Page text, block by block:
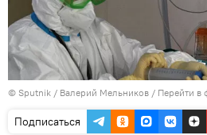
© Sputnik / Валерий Мельников / Перейти в
Подписаться